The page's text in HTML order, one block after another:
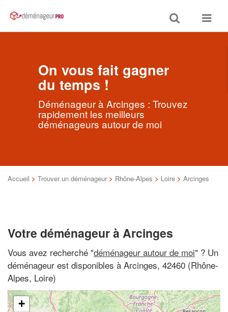
Toggle
search
Toggle
On vous fait gagner
du temps !
Déménageur à Arcinges : Trouvez
rapidement les meilleurs
déménageurs autour de moi
Accueil > Trouver un déménageur > Rhône-Alpes > Loire > Arcinges
Votre déménageur à Arcinges
Vous avez recherché "déménageur autour de moi" ? Un
déménageur est disponibles à Arcinges, 42460 (Rhône-
Alpes, Loire)
+